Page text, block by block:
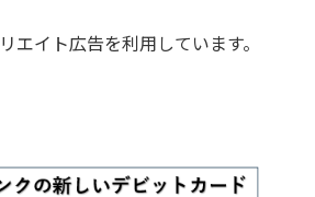
イト広告を利用しています。